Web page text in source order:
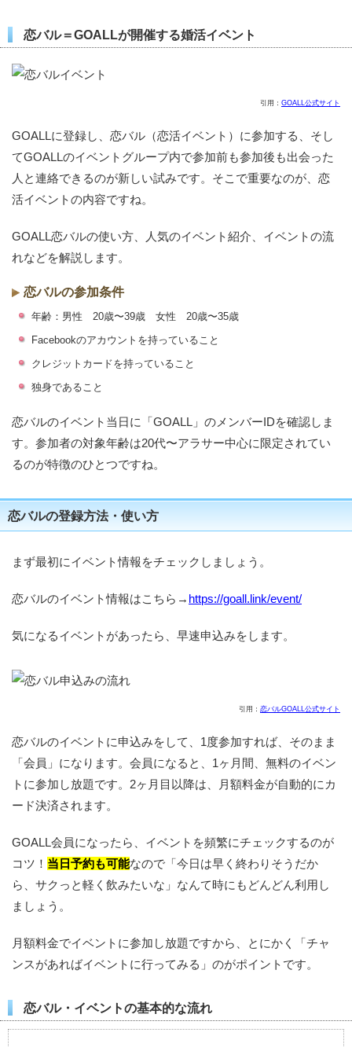
恋バル＝GOALLが開催する婚活イベント
引用： GOALL公式サイト
GOALLに登録し、恋バル（恋活イベント）に参加する、そし
てGOALLのイベントグループ内で参加前も参加後も出会った
人と連絡できるのが新しい試みです。そこで重要なのが、恋
活イベントの内容ですね。
GOALL恋バルの使い方、人気のイベント紹介、イベントの流
れなどを解説します。
恋バルの参加条件
年齢：男性 20歳〜39歳 女性 20歳〜35歳
Facebookのアカウントを持っていること
クレジットカードを持っていること
独身であること
恋バルのイベント当日に「GOALL」のメンバーIDを確認しま
す。参加者の対象年齢は20代〜アラサー中心に限定されてい
るのが特徴のひとつですね。
恋バルの登録方法・使い方
まず最初にイベント情報をチェックしましょう。
恋バルのイベント情報はこちら→ https://goall.link/event/
気になるイベントがあったら、早速申込みをします。
引用： 恋バルGOALL公式サイト
恋バルのイベントに申込みをして、1度参加すれば、そのまま
「会員」になります。会員になると、1ヶ月間、無料のイベン
トに参加し放題です。2ヶ月目以降は、月額料金が自動的にカ
ード決済されます。
GOALL会員になったら、イベントを頻繁にチェックするのが
コツ！ 当日予約も可能なので「今日は早く終わりそうだか
ら、サクっと軽く飲みたいな」なんて時にもどんどん利用し
ましょう。
月額料金でイベントに参加し放題ですから、とにかく「チャ
ンスがあればイベントに行ってみる」のがポイントです。
恋バル・イベントの基本的な流れ